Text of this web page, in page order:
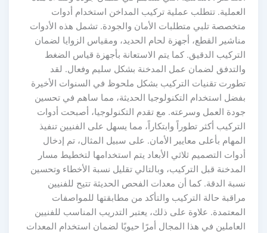
تتطلب عملية تركيب المداخن استخدام أدوات
تلبي متطلبات الأمان والجودة. تشمل هذه الأدوات
القطع، أجهزة لحام الحديد، ومقياس الزوايا لضمان
الدقيق. كما يتم الاستعانة بأجهزة قياس الضغط
لضمان عمل المدخنة بشكل سليم وفعال. لقد
تقنيات التركيب بشكل ملحوظ في السنوات الأخيرة
استخدام التكنولوجيا الحديثة، مما ساهم في تحسين
العمل وسرعته. مع تقدم التكنولوجيا، أصبحت أدوات
أكثر تطوراً وابتكاراً، مما يسهل على الفنيين تنفيذ
بأعلى معايير الأمان. على سبيل المثال، تم إدخال
التصميم ثلاثي الأبعاد يتم استخدامها لتخطيط مسار
قبل التركيب، وبالتالي تقليل نسبة الأخطاء وتحسين
الدقة. كما أن معدات الفحص الحديثة تتيح للفنيين
حالة التركيب والتأكد من مطابقتها للمواصفات
علاوة على ذلك، يعتبر التدريب المناسب للفنيين
في هذا المجال أمرًا حيويًا لضمان استخدام المعدات